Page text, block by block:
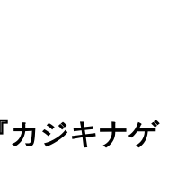
カジキナゲ